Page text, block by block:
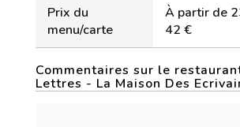
Prix du
menu/carte
À partir de
42 €
Commentaires sur le
Lettres - La Maison Des